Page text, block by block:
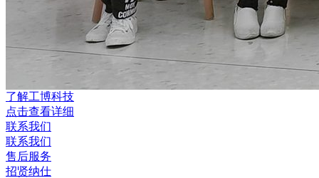
了解工博科技
点击查看详细
联系我们
联系我们
售后服务
招贤纳仕